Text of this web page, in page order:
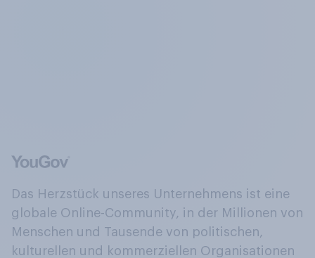
Das Herzstück unseres Unternehmens ist eine
globale Online-Community, in der Millionen von
Menschen und Tausende von politischen,
kulturellen und kommerziellen Organisationen